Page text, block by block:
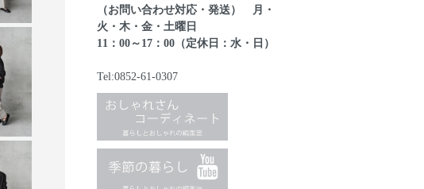
（お問い合わせ対応・発送） 月・
火・木・金・土曜日
11：00～17：00（定休日：水・日）
Tel:0852-61-0307